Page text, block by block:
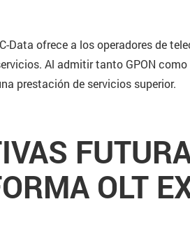
Data ofrece a los operadores de
Al admitir tanto GPON
prestación de servicios superior.
OLT